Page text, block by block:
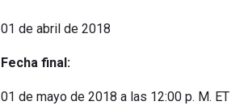
01 de abril de 2018
Fecha final:
01 de mayo de 2018 a las 12:00 p. M. ET